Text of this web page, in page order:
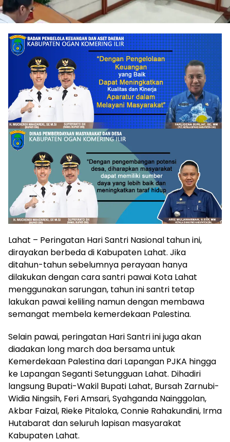
Lahat – Peringatan Hari Santri Nasional tahun ini,
dirayakan berbeda di Kabupaten Lahat. Jika
ditahun-tahun sebelumnya perayaan hanya
dilakukan dengan cara santri pawai Kota Lahat
menggunakan sarungan, tahun ini santri tetap
lakukan pawai keliling namun dengan membawa
semangat membela kemerdekaan Palestina.
Selain pawai, peringatan Hari Santri ini juga akan
diadakan long march doa bersama untuk
Kemerdekaan Palestina dari Lapangan PJKA hingga
ke Lapangan Seganti Setungguan Lahat. Dihadiri
langsung Bupati-Wakil Bupati Lahat, Bursah Zarnubi-
Widia Ningsih, Feri Amsari, Syahganda Nainggolan,
Akbar Faizal, Rieke Pitaloka, Connie Rahakundini, Irma
Hutabarat dan seluruh lapisan masyarakat
Kabupaten Lahat.